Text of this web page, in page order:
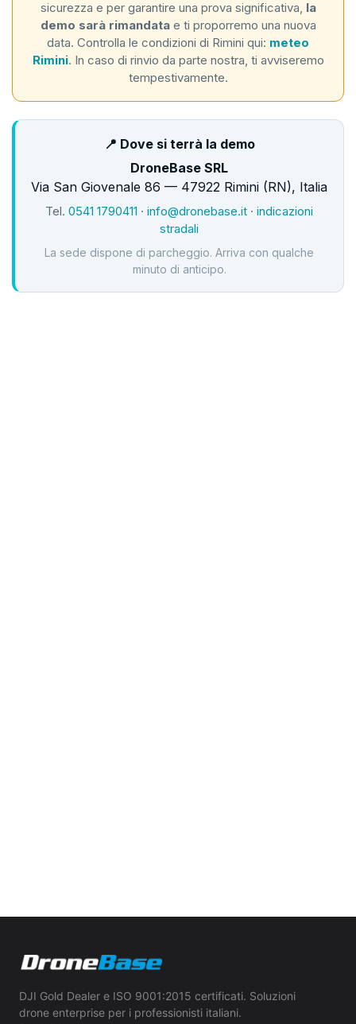
sicurezza e per garantire una prova significativa, la
demo sarà rimandatae ti proporremo una nuova
data. Controlla le condizioni di Rimini qui: meteo
Rimini. In caso di rinvio da parte nostra, ti avviseremo
tempestivamente.
📍 Dove si terrà la demo
DroneBase SRL
Via San Giovenale 86 — 47922 Rimini (RN), Italia
Tel. 0541 1790411 · info@dronebase.it · indicazioni
stradali
La sede dispone di parcheggio. Arriva con qualche
minuto di anticipo.
DJI Gold Dealer e ISO 9001:2015 certificati. Soluzioni
drone enterprise per i professionisti italiani.